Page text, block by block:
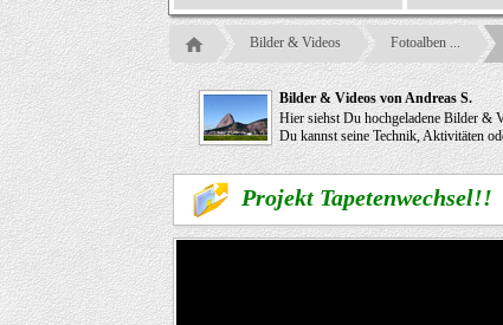
Bilder & Videos Fotoalben ...
Bilder & Videos von Andreas S.
Hier siehst Du hochgeladene Bilder &
Du kannst seine Technik, Aktivitäten
Projekt Tapetenwechsel!!